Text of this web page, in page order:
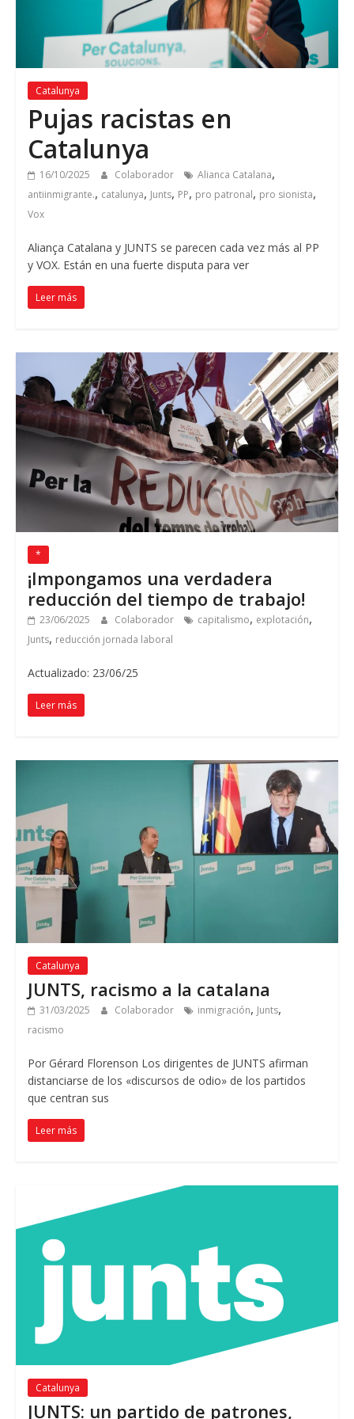
Catalunya
Pujas racistas en
Catalunya
16/10/2025 Colaborador Alianca Catalana,
antiinmigrante., catalunya, Junts, PP, pro patronal, pro sionista,
Vox
Aliança Catalana y JUNTS se parecen cada vez más al PP
y VOX. Están en una fuerte disputa para ver
Leer más
*
¡Impongamos una verdadera
reducción del tiempo de trabajo!
23/06/2025 Colaborador capitalismo, explotación,
Junts, reducción jornada laboral
Actualizado: 23/06/25
Leer más
Catalunya
JUNTS, racismo a la catalana
31/03/2025 Colaborador inmigración, Junts,
racismo
Por Gérard Florenson Los dirigentes de JUNTS afirman
distanciarse de los «discursos de odio» de los partidos
que centran sus
Leer más
Catalunya
JUNTS: un partido de patrones,